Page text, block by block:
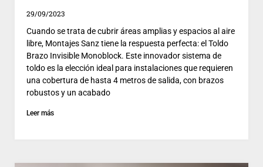
29/09/2023
Cuando se trata de cubrir áreas amplias y espacios al aire
libre, Montajes Sanz tiene la respuesta perfecta: el Toldo
Brazo Invisible Monoblock. Este innovador sistema de
toldo es la elección ideal para instalaciones que requieren
una cobertura de hasta 4 metros de salida, con brazos
robustos y un acabado
Leer más